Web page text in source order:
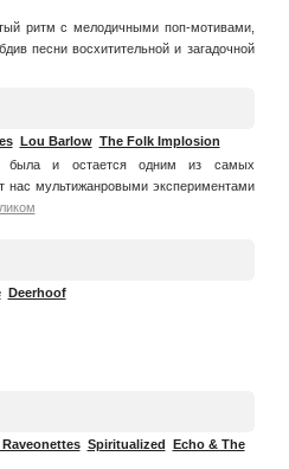
ритм с мелодичными поп-мотивами,
песни восхитительной и загадочной
Lou Barlow The Folk Implosion
была и остается одним из самых
нас мультижанровыми экспериментами
Deerhoof
Raveonettes Spiritualized Echo & The